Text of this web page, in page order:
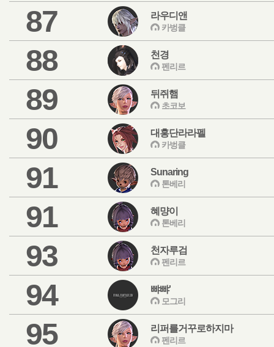
87 라우디앤
카벙클
88 천경
펜리르
89 뒤쥐햄
초코보
90 대홍단라라펠
카벙클
91 Sunaring
톤베리
91 혜먕이
톤베리
93 천자루검
펜리르
94 뺘뺘'
모그리
95 리퍼를거꾸로하지마
펜리르